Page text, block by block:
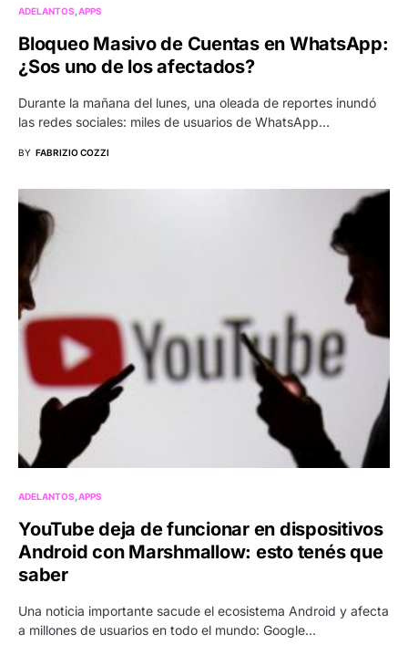
ADELANTOS APPS
Bloqueo Masivo de Cuentas en WhatsApp:
¿Sos uno de los afectados?
Durante la mañana del lunes, una oleada de reportes inundó
las redes sociales: miles de usuarios de WhatsApp…
BY FABRIZIO COZZI
ADELANTOS APPS
YouTube deja de funcionar en dispositivos
Android con Marshmallow: esto tenés que
saber
Una noticia importante sacude el ecosistema Android y afecta
a millones de usuarios en todo el mundo: Google…